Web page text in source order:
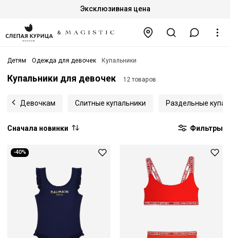
Эксклюзивная цена
Детям Одежда для девочек Купальники
Купальники для девочек 12 товаров
Девочкам Слитные купальники Раздельные
Сначала новинки Фильтры
-40%